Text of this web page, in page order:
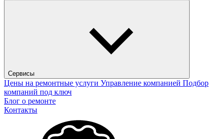
Сервисы
Цены на ремонтные услуги Управление компанией Подбор
компаний под ключ
Блог о ремонте
Контакты